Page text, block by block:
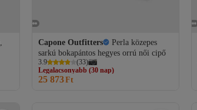
Capone Outfitters
Perla közepes
sarkú bokapántos hegyes orrú női cipő
3.9 (33)
Legalacsonyabb (30 nap)
Ingyenes szállítás
Legalacsonyabb (30 nap)
25 873Ft